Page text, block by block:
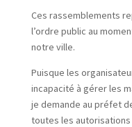
Ces rassemblements
l’ordre public au
notre ville.
Puisque les
incapacité à gérer les
je demande au préfet
toutes les